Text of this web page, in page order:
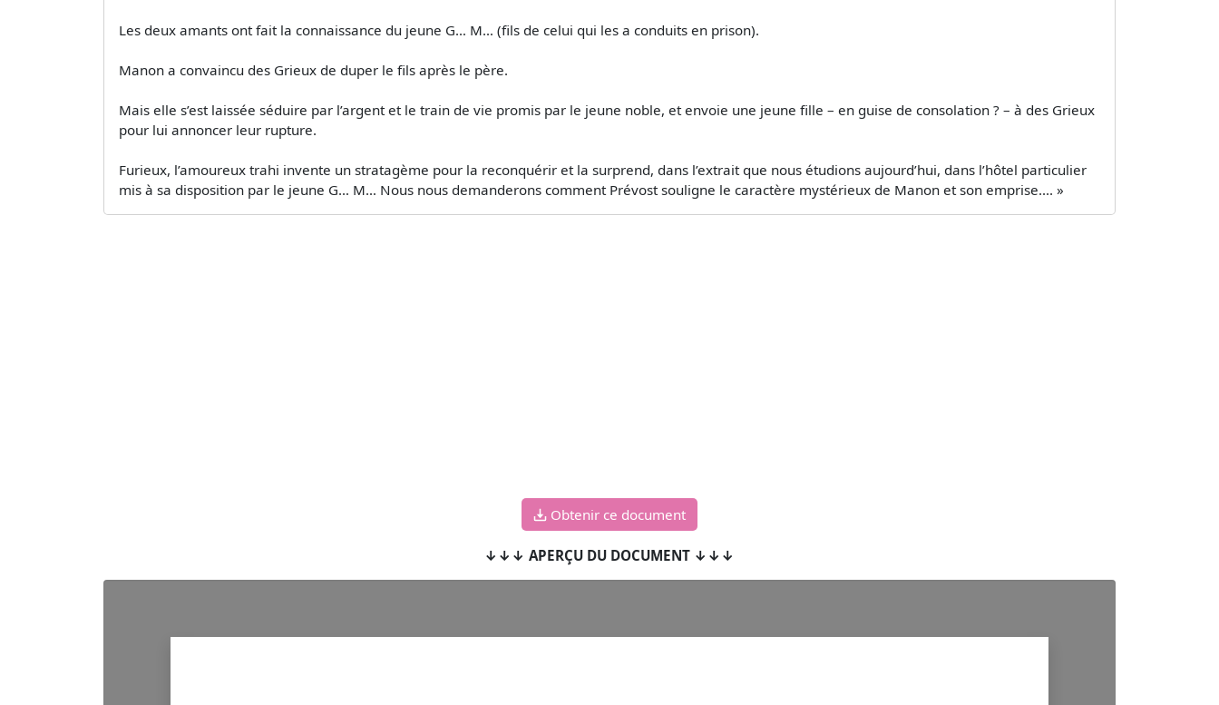
Les deux amants ont fait la connaissance du jeune G… M… (fils de celui qui les a conduits en prison).
Manon a convaincu des Grieux de duper le fils après le père.
Mais elle s’est laissée séduire par l’argent et le train de vie promis par le jeune noble, et envoie une jeune fille – en guise de consolation ? – à des Grieux
pour lui annoncer leur rupture.
Furieux, l’amoureux trahi invente un stratagème pour la reconquérir et la surprend, dans l’extrait que nous étudions aujourd’hui, dans l’hôtel particulier
mis à sa disposition par le jeune G… M… Nous nous demanderons comment Prévost souligne le caractère mystérieux de Manon et son emprise.... »
Obtenir ce document
↓↓↓ APERÇU DU DOCUMENT ↓↓↓